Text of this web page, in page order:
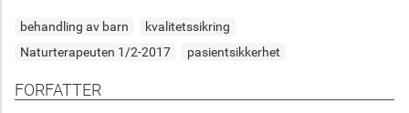
behandling av barn
kvalitetssikring
Naturterapeuten 1/2-2017
pasientsikkerhet
FORFATTER